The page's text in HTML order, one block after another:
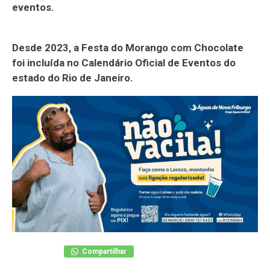
eventos.
Desde 2023, a Festa do Morango com Chocolate
foi incluída no Calendário Oficial de Eventos do
estado do Rio de Janeiro.
Compartilhar